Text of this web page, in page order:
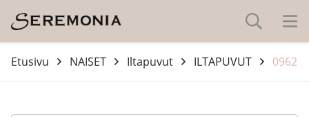
Etusivu NAISET Iltapuvut ILTAPUVUT 0962